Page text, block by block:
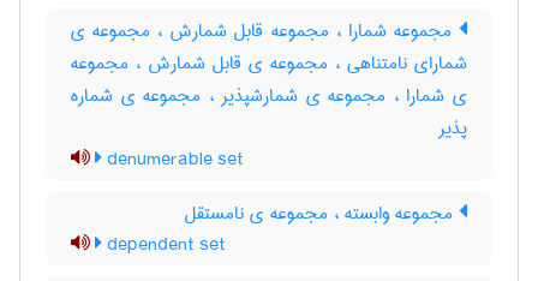
مجموعه شمارا ، مجموعه قابل شمارش ، مجموعه ی
شمارای نامتناهی ، مجموعه ی قابل شمارش ، مجموعه
ی شمارا ، مجموعه ی شمارشپذیر ، مجموعه ی شماره
پذیر
denumerable set
مجموعه وابسته ، مجموعه ی نامستقل
dependent set